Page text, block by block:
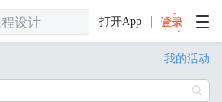
打开App
我的活动
